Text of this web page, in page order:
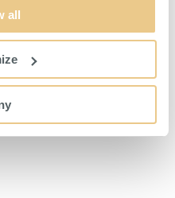
all
400 mm Svart
600 mm Svart